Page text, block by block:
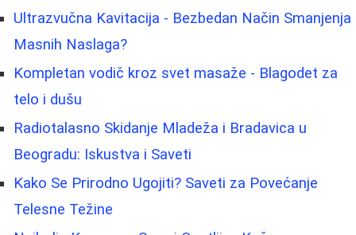
Ultrazvučna Kavitacija - Bezbedan Način Smanjenja
Masnih Naslaga?
Kompletan vodič kroz svet masaže - Blagodet za
telo i dušu
Radiotalasno Skidanje Mladeža i Bradavica u
Beogradu: Iskustva i Saveti
Kako Se Prirodno Ugojiti? Saveti za Povećanje
Telesne Težine